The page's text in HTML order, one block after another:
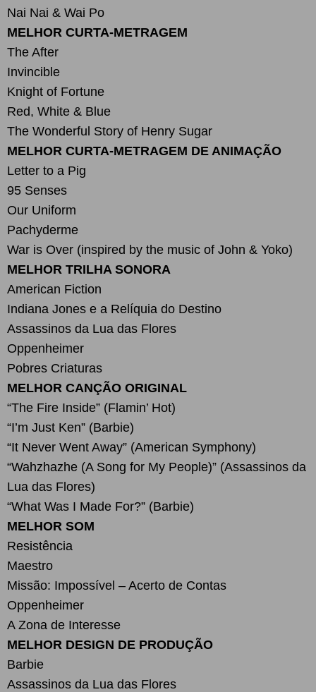
Nai Nai & Wai Po
MELHOR CURTA-METRAGEM
The After
Invincible
Knight of Fortune
Red, White & Blue
The Wonderful Story of Henry Sugar
MELHOR CURTA-METRAGEM DE ANIMAÇÃO
Letter to a Pig
95 Senses
Our Uniform
Pachyderme
War is Over (inspired by the music of John & Yoko)
MELHOR TRILHA SONORA
American Fiction
Indiana Jones e a Relíquia do Destino
Assassinos da Lua das Flores
Oppenheimer
Pobres Criaturas
MELHOR CANÇÃO ORIGINAL
“The Fire Inside” (Flamin’ Hot)
“I’m Just Ken” (Barbie)
“It Never Went Away” (American Symphony)
“Wahzhazhe (A Song for My People)” (Assassinos da
Lua das Flores)
“What Was I Made For?” (Barbie)
MELHOR SOM
Resistência
Maestro
Missão: Impossível – Acerto de Contas
Oppenheimer
A Zona de Interesse
MELHOR DESIGN DE PRODUÇÃO
Barbie
Assassinos da Lua das Flores